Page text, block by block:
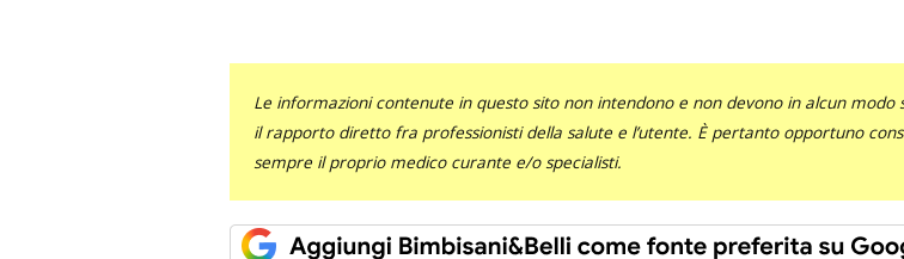
Le informazioni contenute in questo sito non intendono e non devono in alcun modo
il rapporto diretto fra professionisti della salute e l’utente. È pertanto opportuno
sempre il proprio medico curante e/o specialisti.